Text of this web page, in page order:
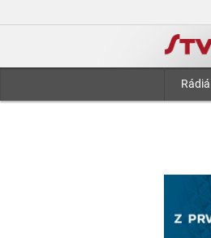
Rádiá